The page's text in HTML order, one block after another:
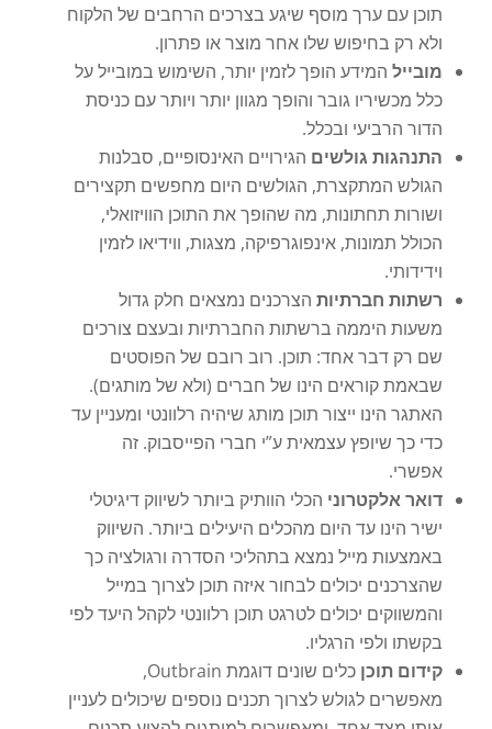
תוכן עם ערך מוסף שיגע בצרכים הרחבים של הלקוח
ולא רק בחיפוש שלו אחר מוצר או פתרון.
מוביילהמידע הופך לזמין יותר, השימוש במובייל על
כלל מכשיריו גובר והופך מגוון יותר ויותר עם כניסת
הדור הרביעי ובכלל.
התנהגות גולשים הגירויים האינסופיים, סבלנות
הגולש המתקצרת, הגולשים היום מחפשים תקצירים
ושורות תחתונות, מה שהופך את התוכן הוויזואלי,
הכולל תמונות, אינפוגרפיקה, מצגות, ווידיאו לזמין
וידידותי.
רשתות חברתיותהצרכנים נמצאים חלק גדול
משעות היממה ברשתות החברתיות ובעצם צורכים
שם רק דבר אחד: תוכן. רוב רובם של הפוסטים
שבאמת קוראים הינו של חברים (ולא של מותגים).
האתגר הינו ייצור תוכן מותג שיהיה רלוונטי ומעניין עד
כדי כך שיופץ עצמאית ע”י חברי הפייסבוק. זה
אפשרי.
דואר אלקטרוני הכלי הוותיק ביותר לשיווק דיגיטלי
ישיר הינו עד היום מהכלים היעילים ביותר. השיווק
באמצעות מייל נמצא בתהליכי הסדרה ורגולציה כך
שהצרכנים יכולים לבחור איזה תוכן לצרוך במייל
והמשווקים יכולים לטרגט תוכן רלוונטי לקהל היעד לפי
בקשתו ולפי הרגליו.
קידום תוכן
כלים שונים דוגמת Outbrain,
מאפשרים לגולש לצרוך תכנים נוספים שיכולים לעניין